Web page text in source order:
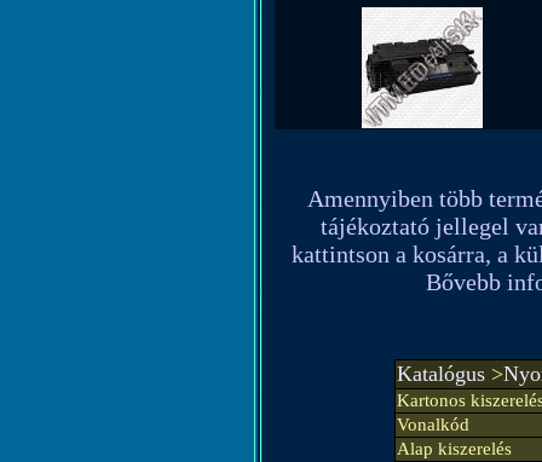
Amennyiben több
tájékoztató jellegel
kattintson a kosárra, a
Bővebb
Katalógus >
Kartonos
Vonalkód
Alap kiszerelés